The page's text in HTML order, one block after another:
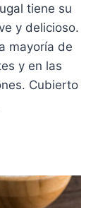
tiene su
y delicioso.
mayoría de
y en las
Cubierto